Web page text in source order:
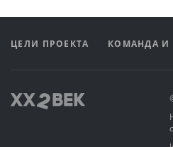
ЦЕЛИ ПРОЕКТА КОМАНДА И